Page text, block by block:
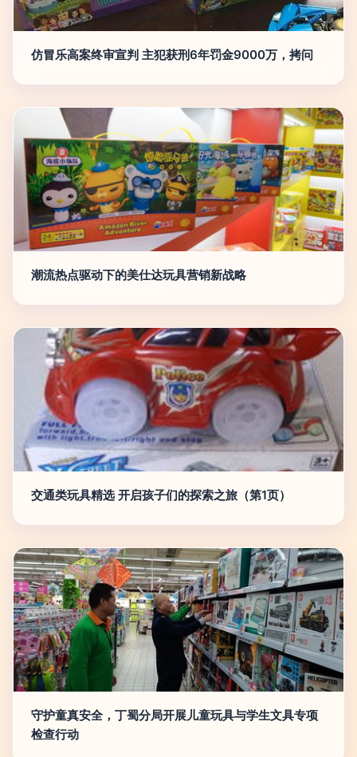
仿冒乐高案终审宣判 主犯获刑6年罚金9000万，拷问
潮流热点驱动下的美仕达玩具营销新战略
交通类玩具精选 开启孩子们的探索之旅（第1页）
守护童真安全，丁蜀分局开展儿童玩具与学生文具专项
检查行动